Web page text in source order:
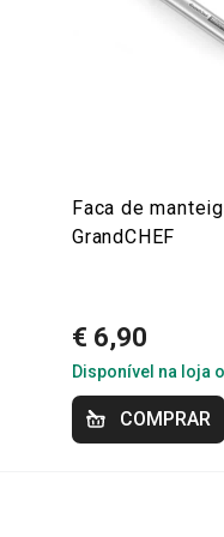
Faca de
GrandCHEF
€ 6,90
Disponível na loja
COMPRAR